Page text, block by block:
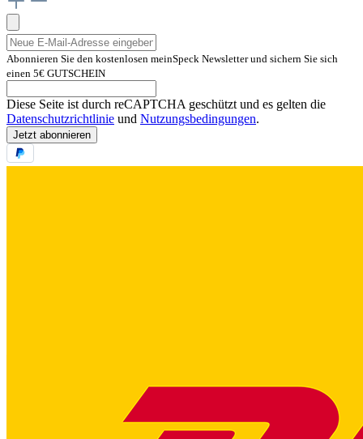
Abonnieren Sie den kostenlosen meinSpeck Newsletter und sichern Sie sich
einen 5€ GUTSCHEIN
Diese Seite ist durch reCAPTCHA geschützt und es gelten die
Datenschutzrichtlinie und Nutzungsbedingungen.
Jetzt abonnieren